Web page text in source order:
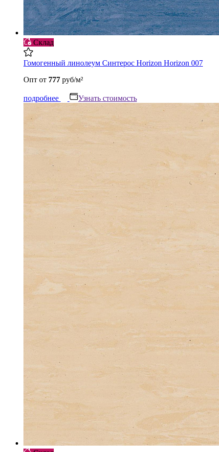
Склад
Гомогенный линолеум Синтерос Horizon Horizon 007
Опт от 777 руб/м²
подробнее Узнать стоимость